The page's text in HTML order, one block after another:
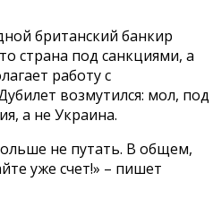
британский банкир
страна под санкциями, а
работу с
возмутился: мол, под
а не Украина.
не путать. В общем,
уже счет!» – пишет